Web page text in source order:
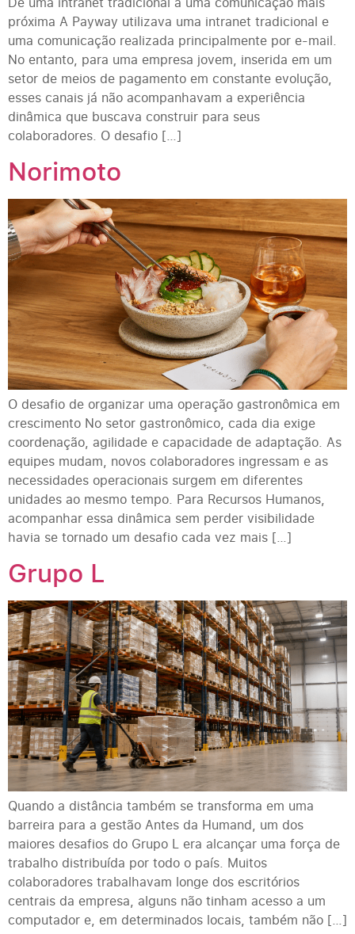
próxima A Payway utilizava uma intranet tradicional e
uma comunicação realizada principalmente por e-mail.
No entanto, para uma empresa jovem, inserida em um
setor de meios de pagamento em constante evolução,
esses canais já não acompanhavam a experiência
dinâmica que buscava construir para seus
colaboradores. O desafio […]
Norimoto
O desafio de organizar uma operação gastronômica em
crescimento No setor gastronômico, cada dia exige
coordenação, agilidade e capacidade de adaptação. As
equipes mudam, novos colaboradores ingressam e as
necessidades operacionais surgem em diferentes
unidades ao mesmo tempo. Para Recursos Humanos,
acompanhar essa dinâmica sem perder visibilidade
havia se tornado um desafio cada vez mais […]
Grupo L
Quando a distância também se transforma em uma
barreira para a gestão Antes da Humand, um dos
maiores desafios do Grupo L era alcançar uma força de
trabalho distribuída por todo o país. Muitos
colaboradores trabalhavam longe dos escritórios
centrais da empresa, alguns não tinham acesso a um
computador e, em determinados locais, também não […]